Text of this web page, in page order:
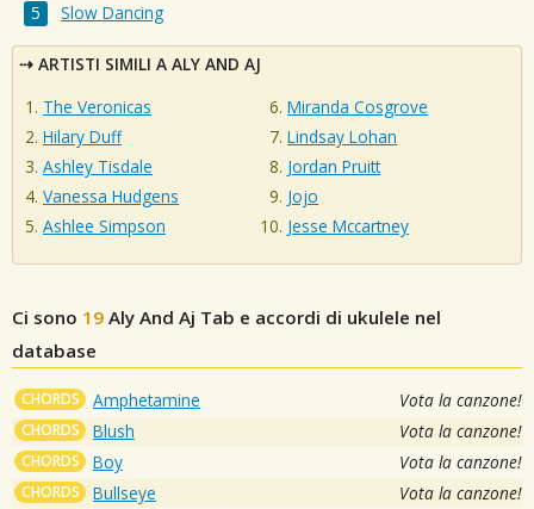
Slow Dancing
ARTISTI SIMILI A ALY AND AJ
The Veronicas
Hilary Duff
Ashley Tisdale
Vanessa Hudgens
Ashlee Simpson
Miranda Cosgrove
Lindsay Lohan
Jordan Pruitt
Jojo
Jesse Mccartney
Ci sono 19 Aly And Aj Tab e accordi di ukulele nel
database
CHORDS Amphetamine Vota la canzone!
CHORDS Blush Vota la canzone!
CHORDS Boy Vota la canzone!
CHORDS Bullseye Vota la canzone!